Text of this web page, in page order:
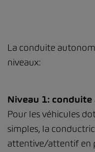
La conduite
niveaux:
Niveau 1: conduite
Pour les véhicules
simples, la
attentive/attentif en